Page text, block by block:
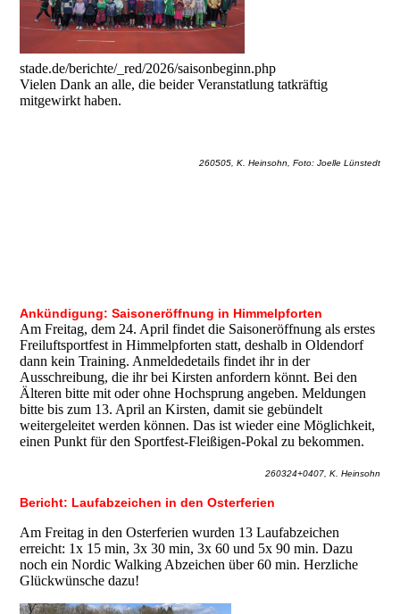
stade.de/berichte/_red/2026/saisonbeginn.php
Vielen Dank an alle, die beider Veranstatlung tatkräftig
mitgewirkt haben.
260505, K. Heinsohn, Foto: Joelle Lünstedt
Ankündigung: Saisoneröffnung in Himmelpforten
Am Freitag, dem 24. April findet die Saisoneröffnung als erstes
Freiluftsportfest in Himmelpforten statt, deshalb in Oldendorf
dann kein Training. Anmeldedetails findet ihr in der
Ausschreibung, die ihr bei Kirsten anfordern könnt. Bei den
Älteren bitte mit oder ohne Hochsprung angeben. Meldungen
bitte bis zum 13. April an Kirsten, damit sie gebündelt
weitergeleitet werden können. Das ist wieder eine Möglichkeit,
einen Punkt für den Sportfest-Fleißigen-Pokal zu bekommen.
260324+0407, K. Heinsohn
Bericht: Laufabzeichen in den Osterferien
Am Freitag in den Osterferien wurden 13 Laufabzeichen
erreicht: 1x 15 min, 3x 30 min, 3x 60 und 5x 90 min. Dazu
noch ein Nordic Walking Abzeichen über 60 min. Herzliche
Glückwünsche dazu!